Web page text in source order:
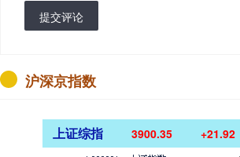
提交评论
沪深京指数
上证综指 3900.35 +21.92